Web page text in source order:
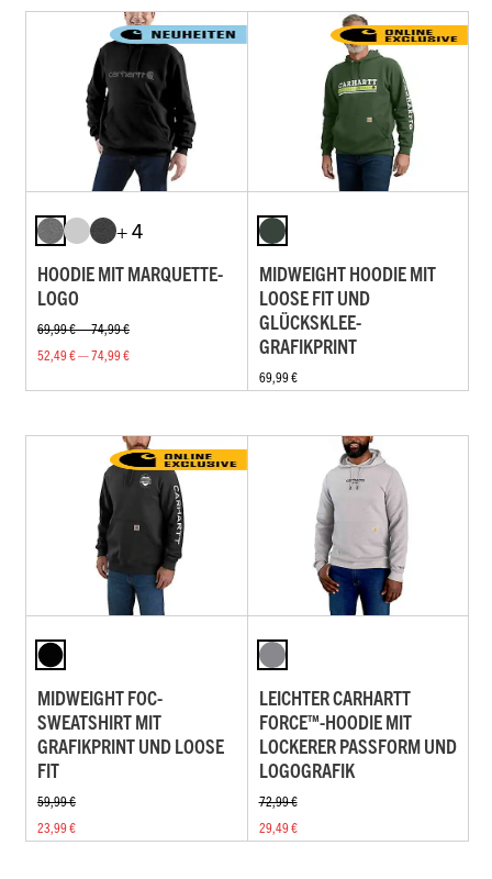
+ 4
HOODIE MIT MARQUETTE-
LOGO
69,99 € — 74,99 €
52,49 € — 74,99 €
MIDWEIGHT HOODIE MIT
LOOSE FIT UND
GLÜCKSKLEE-
GRAFIKPRINT
69,99 €
MIDWEIGHT FOC-
SWEATSHIRT MIT
GRAFIKPRINT UND LOOSE
FIT
59,99 €
23,99 €
LEICHTER CARHARTT
FORCE™-HOODIE MIT
LOCKERER PASSFORM UND
LOGOGRAFIK
72,99 €
29,49 €